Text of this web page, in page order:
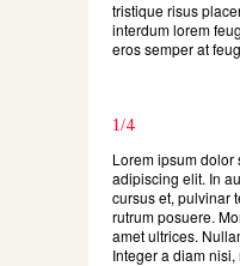
tristique risus
interdum lorem
eros semper at
1/4
Lorem ipsum dolor
adipiscing elit. In
cursus et, pulvinar
rutrum posuere.
amet ultrices.
Integer a diam